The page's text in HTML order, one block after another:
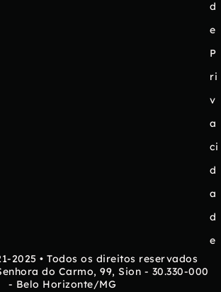
d
e
P
ri
v
a
ci
d
a
d
e
2025 • Todos os direitos reservados
do Carmo, 99, Sion - 30.330-000
- Belo Horizonte/MG